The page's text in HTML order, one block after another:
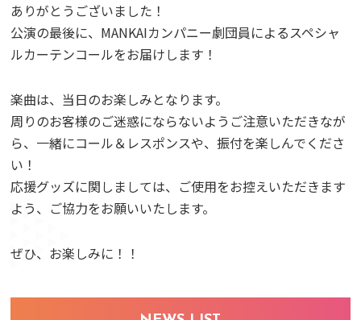
ありがとうございました！
公演の最後に、MANKAIカンパニー劇団員によるスペシャ
ルカーテンコールをお届けします！
楽曲は、当日のお楽しみとなります。
周りのお客様のご迷惑にならないようご注意いただきなが
ら、一緒にコール＆レスポンスや、振付を楽しんでくださ
い！
応援グッズに関しましては、ご使用をお控えいただきます
よう、ご協力をお願いいたします。
ぜひ、お楽しみに！！